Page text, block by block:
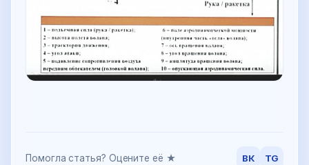
Помогла статья? Оцените её ★ ВК TG